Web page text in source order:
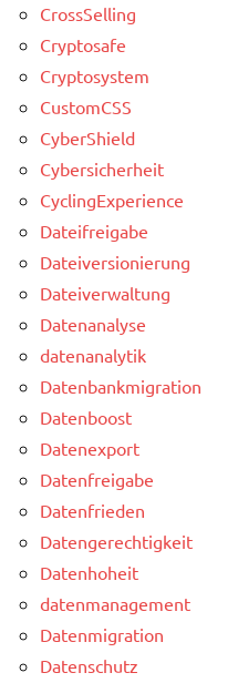
CrossSelling
Cryptosafe
Cryptosystem
CustomCSS
CyberShield
Cybersicherheit
CyclingExperience
Dateifreigabe
Dateiversionierung
Dateiverwaltung
Datenanalyse
datenanalytik
Datenbankmigration
Datenboost
Datenexport
Datenfreigabe
Datenfrieden
Datengerechtigkeit
Datenhoheit
datenmanagement
Datenmigration
Datenschutz